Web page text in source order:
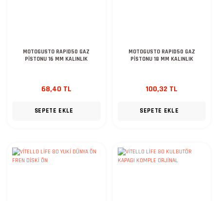
MOTOGUSTO RAPID50 GAZ
PİSTONU 16 MM KALINLIK
68,40 TL
SEPETE EKLE
MOTOGUSTO RAPID50 GAZ
PİSTONU 18 MM KALINLIK
100,32 TL
SEPETE EKLE